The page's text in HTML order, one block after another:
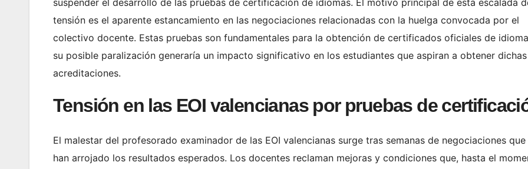
suspender el desarrollo de las pruebas de certificación de idiomas. El motivo principal de esta escalada
tensión es el aparente estancamiento en las negociaciones relacionadas con la huelga convocada por el
colectivo docente. Estas pruebas son fundamentales para la obtención de certificados oficiales de
su posible paralización generaría un impacto significativo en los estudiantes que aspiran a obtener dichas
acreditaciones.
Tensión en las EOI valencianas por pruebas de
El malestar del profesorado examinador de las EOI valencianas surge tras semanas de negociaciones que
han arrojado los resultados esperados. Los docentes reclaman mejoras y condiciones que, hasta el